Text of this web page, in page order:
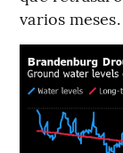
varios meses.